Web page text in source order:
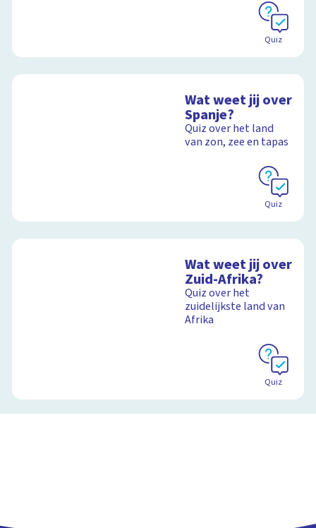
Quiz
Wat weet jij over
Spanje?
Quiz over het land
van zon, zee en tapas
Quiz
Wat weet jij over
Zuid-Afrika?
Quiz over het
zuidelijkste land van
Afrika
Quiz